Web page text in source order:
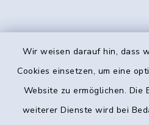
Wir weisen darauf hin, dass
Cookies einsetzen, um eine
Website zu ermöglichen. Die
weiterer Dienste wird bei